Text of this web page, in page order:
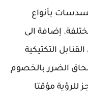
بأنواع
إضافة الى
التكتيكية
الضرر بالخصوم
للرؤية مؤقتا